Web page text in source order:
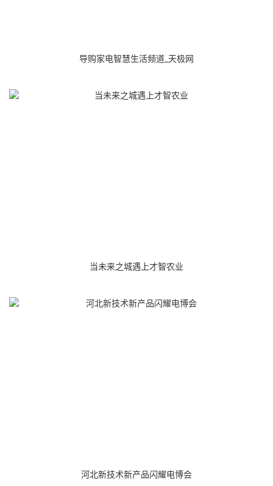
导购家电智慧生活频道_天极网
当未来之城遇上才智农业
河北新技术新产品闪耀电博会